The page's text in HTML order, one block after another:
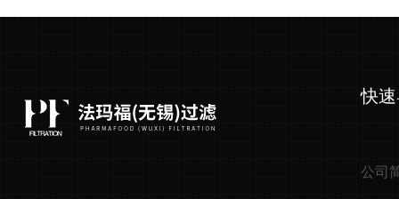
快
公司